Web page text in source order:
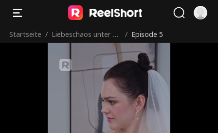
Startseite / Liebeschaos unter ei
/ Episode 5